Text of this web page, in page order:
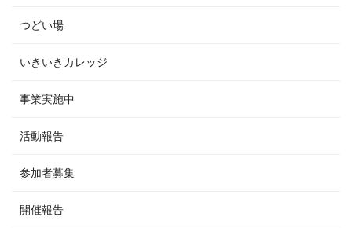
つどい場
いきいきカレッジ
事業実施中
活動報告
参加者募集
開催報告